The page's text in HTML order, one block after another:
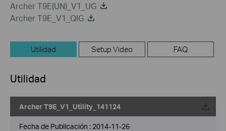
Archer T9E(UN)_V1_UG
Archer T9E_V1_QIG
Utilidad Setup Video FAQ
Utilidad
Archer T9E_V1_Utility_141124
Fecha de Publicación : 2014-11-26